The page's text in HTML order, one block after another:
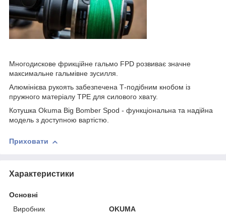
Многодискове фрикційне гальмо FPD розвиває значне
максимальне гальмівне зусилля.
Алюмінієва рукоять забезпечена Т-подібним кнобом із
пружного матеріалу TPE для силового хвату.
Котушка Okuma Big Bomber Spod - функціональна та надійна
модель з доступною вартістю.
Приховати
Характеристики
Основні
Виробник
OKUMA